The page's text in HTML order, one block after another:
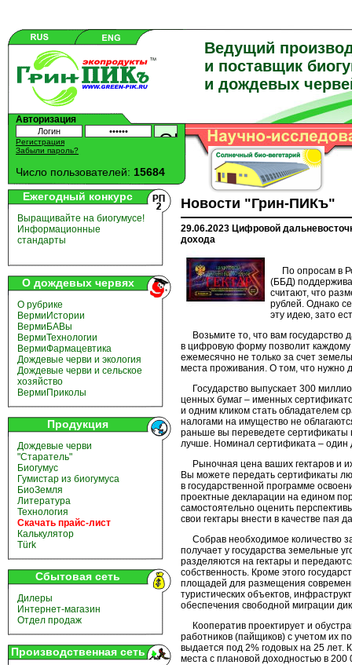
Ведущий
и поставщик
и дождевых
Авторизация
Регистрация
Забыли пароль?
Число пользователей: 15684
Ежегодный конкурс
Выращивайте на биогумусе!
Информационные
стандарты
О дождевых червях
О рубрике
ВермиИстории
ВермиБАВы
ВермиТехнологии
ВермиФармацевтика
Дождевые черви и экология
Дождевые черви и сельское
хозяйство
ВермиПриколы
Продукция
Дождевые черви
"Старатель"
Биогумус
Гумистар из биогумуса
БиоЗемля
Литература
Технология
Скачать прайс-лист
Калькулятор
Türk
Сбытовая сеть
Дилеры
Интернет-магазин
Отдел продаж
Производственная сеть
Новости "Грин-ПИКъ"
29.06.2023 Цифровой
дохода
По опросам в
(ББД)
считают, что
рублей. Однако
эту идею, зато
Возьмите то, что вам государство
в цифровую форму позволит
ежемесячно не только за счет
места проживания. О том, что нужно
Государство выпускает 300
ценных бумаг – именных
и одним кликом стать обладателем
налогами на имущество не
раньше вы переведете сертификаты
лучше. Номинал сертификата – один
Рыночная цена ваших гектаров и
Вы можете передать сертификаты
в государственной программе
проектные декларации на едином
самостоятельно оценить
свои гектары внести в качестве пая
Собрав необходимое количество
получает у государства земельные
разделяются на гектары и
собственность. Кроме этого
площадей для размещения
туристических объектов,
обеспечения свободной миграции
Кооператив проектирует и
работников (пайщиков) с учетом их
выдается под 2% годовых на 25 лет.
места с плановой доходностью в